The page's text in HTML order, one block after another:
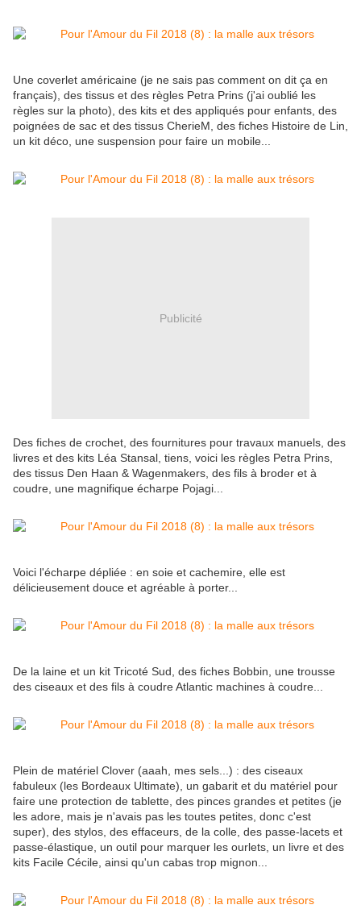
Une coverlet américaine (je ne sais pas comment on dit ça en
français), des tissus et des règles Petra Prins (j'ai oublié les
règles sur la photo), des kits et des appliqués pour enfants, des
poignées de sac et des tissus CherieM, des fiches Histoire de Lin,
un kit déco, une suspension pour faire un mobile...
Publicité
Des fiches de crochet, des fournitures pour travaux manuels, des
livres et des kits Léa Stansal, tiens, voici les règles Petra Prins,
des tissus Den Haan & Wagenmakers, des fils à broder et à
coudre, une magnifique écharpe Pojagi...
Voici l'écharpe dépliée : en soie et cachemire, elle est
délicieusement douce et agréable à porter...
De la laine et un kit Tricoté Sud, des fiches Bobbin, une trousse
des ciseaux et des fils à coudre Atlantic machines à coudre...
Plein de matériel Clover (aaah, mes sels...) : des ciseaux
fabuleux (les Bordeaux Ultimate), un gabarit et du matériel pour
faire une protection de tablette, des pinces grandes et petites (je
les adore, mais je n'avais pas les toutes petites, donc c'est
super), des stylos, des effaceurs, de la colle, des passe-lacets et
passe-élastique, un outil pour marquer les ourlets, un livre et des
kits Facile Cécile, ainsi qu'un cabas trop mignon...